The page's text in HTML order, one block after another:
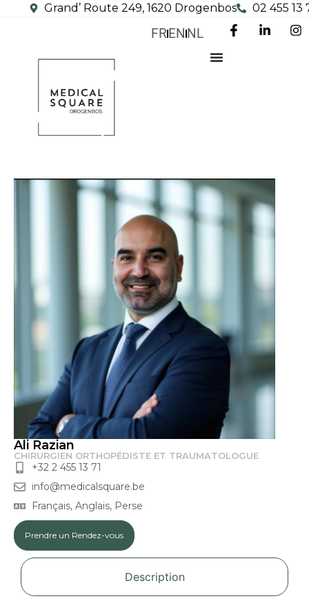
Grand’ Route 249, 1620 Drogenbos 02 455 13
FRENNL
Ali Razian
CHIRURGIEN ORTHOPÉDISTE ET TRAUMATOLOGUE
+32 2 455 13 71
info@medicalsquare.be
Français, Anglais, Perse
Prendre un Rendez-vous
Description